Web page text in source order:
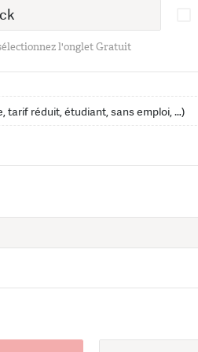
l'onglet Gratuit
tarif réduit, étudiant, sans emploi, …)